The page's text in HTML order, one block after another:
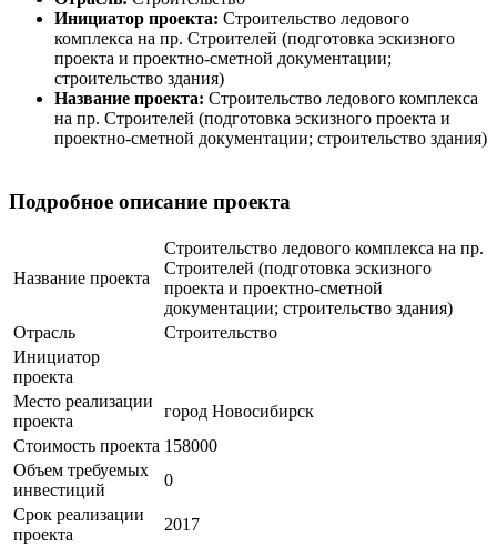
Инициатор проекта: Строительство ледового
комплекса на пр. Строителей (подготовка эскизного
проекта и проектно-сметной документации;
строительство здания)
Название проекта: Строительство ледового комплекса
на пр. Строителей (подготовка эскизного проекта и
проектно-сметной документации; строительство здания)
Подробное описание проекта
Название проекта
Строительство ледового комплекса на пр.
Строителей (подготовка эскизного
проекта и проектно-сметной
документации; строительство здания)
Отрасль
Строительство
Инициатор
проекта
Место реализации
проекта
город Новосибирск
Стоимость проекта 158000
Объем требуемых
инвестиций
0
Срок реализации
проекта
2017